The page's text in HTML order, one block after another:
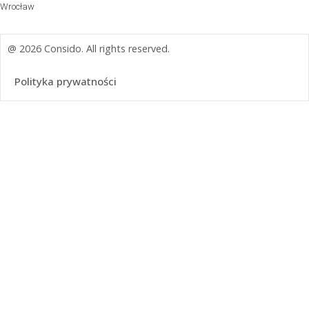
Wrocław
@ 2026 Consido. All rights reserved.
Polityka prywatności